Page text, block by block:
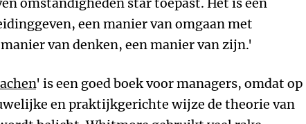
een manier van omgaan met
van denken, een manier van zijn.'
' is een goed boek voor managers, omdat op
en praktijkgerichte wijze de theorie van